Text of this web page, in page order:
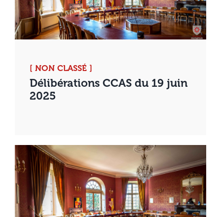
[ NON CLASSÉ ]
Délibérations CCAS du 19 juin
2025